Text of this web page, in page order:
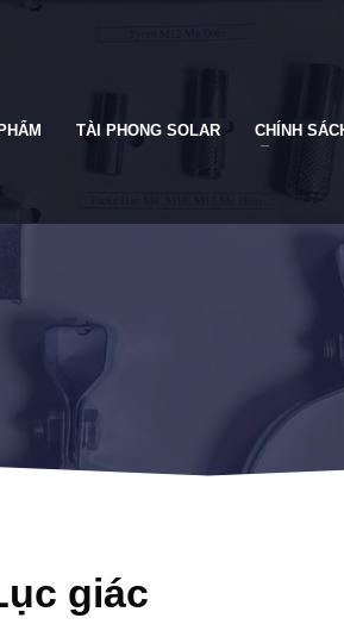
TÀI PHONG SOLAR CHÍNH
giác